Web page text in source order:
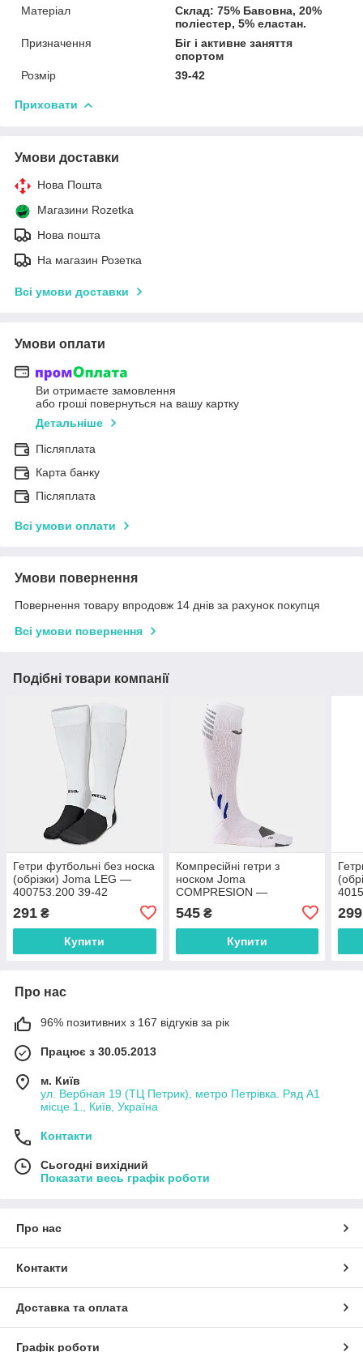
Матеріал
Склад: 75% Бавовна, 20%
поліестер, 5% еластан.
Призначення
Біг і активне заняття
спортом
Розмір
39-42
Приховати
Умови доставки
Нова Пошта
Магазини Rozetka
Нова пошта
На магазин Розетка
Всі умови доставки
Умови оплати
Ви отримаєте замовлення
або гроші повернуться на вашу картку
Детальніше
Післяплата
Карта банку
Післяплата
Всі умови оплати
Умови повернення
Повернення товару впродовж 14 днів за рахунок покупця
Всі умови повернення
Подібні товари компанії
Гетри футбольні без носка
(обрізки) Joma LEG —
400753.200 39-42
291 ₴
Купити
Компресійні гетри з
носком Joma
COMPRESION —
545₴
Купити
299
Про нас
96% позитивних з 167 відгуків за рік
Працює з 30.05.2013
м. Київ
ул. Вербная 19 (ТЦ Петрик), метро Петрівка. Ряд А1
місце 1., Київ, Україна
Контакти
Сьогодні вихідний
Показати весь графік роботи
Про нас
Контакти
Доставка та оплата
Графік роботи